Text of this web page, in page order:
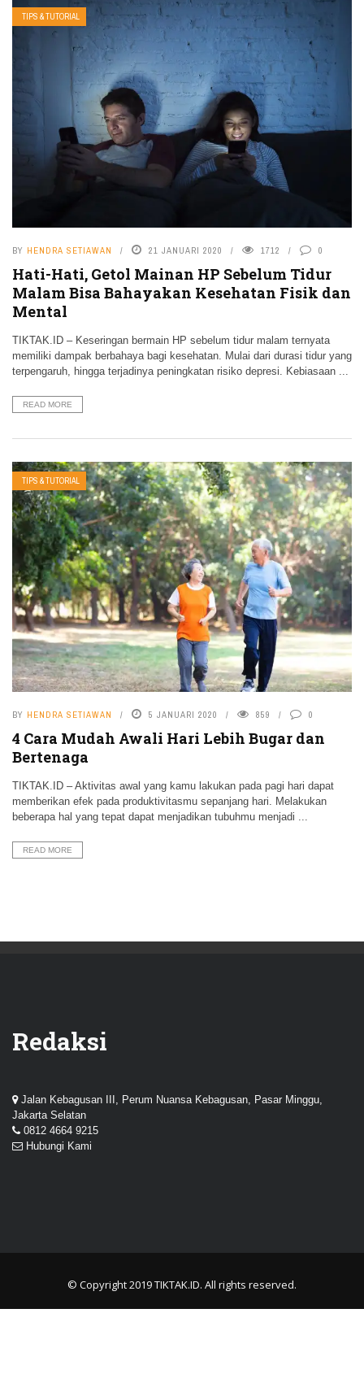
TIPS & TUTORIAL
BY HENDRA SETIAWAN 21 JANUARI 2020 1712 0
Hati-Hati, Getol Mainan HP Sebelum Tidur
Malam Bisa Bahayakan Kesehatan Fisik dan
Mental
TIKTAK.ID – Keseringan bermain HP sebelum tidur malam ternyata
memiliki dampak berbahaya bagi kesehatan. Mulai dari durasi tidur yang
terpengaruh, hingga terjadinya peningkatan risiko depresi. Kebiasaan ...
READ MORE
TIPS & TUTORIAL
BY HENDRA SETIAWAN 5 JANUARI 2020 859 0
4 Cara Mudah Awali Hari Lebih Bugar dan
Bertenaga
TIKTAK.ID – Aktivitas awal yang kamu lakukan pada pagi hari dapat
memberikan efek pada produktivitasmu sepanjang hari. Melakukan
beberapa hal yang tepat dapat menjadikan tubuhmu menjadi ...
READ MORE
Redaksi
Jalan Kebagusan III, Perum Nuansa Kebagusan, Pasar Minggu,
Jakarta Selatan
0812 4664 9215
Hubungi Kami
© Copyright 2019TIKTAK.ID. All rights reserved.